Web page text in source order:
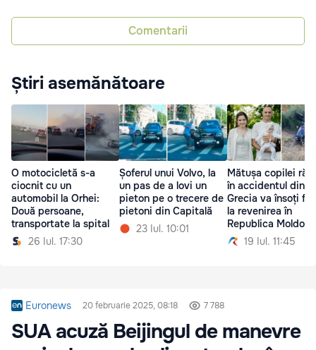
Comentarii
Știri asemănătoare
O motocicletă s-a
ciocnit cu un
automobil la Orhei:
Două persoane,
transportate la spital
26 Iul. 17:30
Șoferul unui Volvo, la
un pas de a lovi un
pieton pe o trecere de
pietoni din Capitală
23 Iul. 10:01
Mătușa copilei
în accidentul din
Grecia va însoți
la revenirea în
Republica Moldova
19 Iul. 11:45
Euronews 20 februarie 2025, 08:18 7 788
SUA acuză Beijingul de manevre